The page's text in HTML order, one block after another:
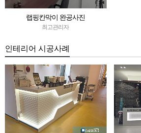
랩핑칸막이 완공사진
최고관리자
인테리어 시공사례